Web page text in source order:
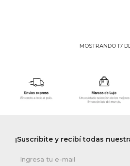
MOSTRANDO 17
¡Suscribite y recibí todas